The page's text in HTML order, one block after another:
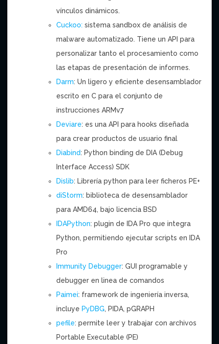
vínculos dinámicos.
Cuckoo: sistema sandbox de análisis de
malware automatizado. Tiene un API para
personalizar tanto el procesamiento como
las etapas de presentación de informes.
Darm: Un ligero y eficiente desensamblador
escrito en C para el conjunto de
instrucciones ARMv7
Deviare: es una API para hooks diseñada
para crear productos de usuario final
Diabind: Python binding de DIA (Debug
Interface Access) SDK
Dislib: Librería python para leer ficheros PE+
diStorm: biblioteca de desensamblador
para AMD64, bajo licencia BSD
IDAPython: plugin de IDA Pro que integra
Python, permitiendo ejecutar scripts en IDA
Pro
Immunity Debugger: GUI programable y
debugger en linea de comandos
Paimei: framework de ingeniería inversa,
incluye PyDBG, PIDA, pGRAPH
pefile: permite leer y trabajar con archivos
Portable Executable (PE)